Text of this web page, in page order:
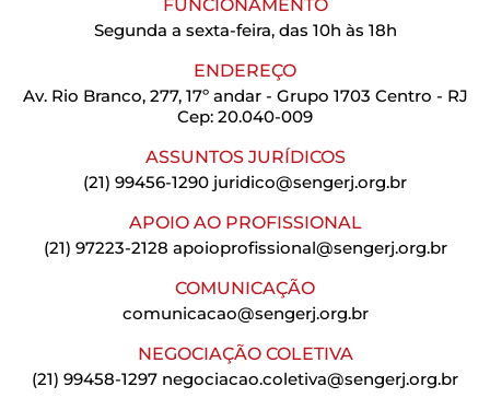
FUNCIONAMENTO
Segunda a sexta-feira, das 10h às 18h
ENDEREÇO
Av. Rio Branco, 277, 17º andar - Grupo 1703 Centro - RJ
Cep: 20.040-009
ASSUNTOS JURÍDICOS
(21) 99456-1290 juridico@sengerj.org.br
APOIO AO PROFISSIONAL
(21) 97223-2128 apoioprofissional@sengerj.org.br
COMUNICAÇÃO
comunicacao@sengerj.org.br
NEGOCIAÇÃO COLETIVA
(21) 99458-1297 negociacao.coletiva@sengerj.org.br